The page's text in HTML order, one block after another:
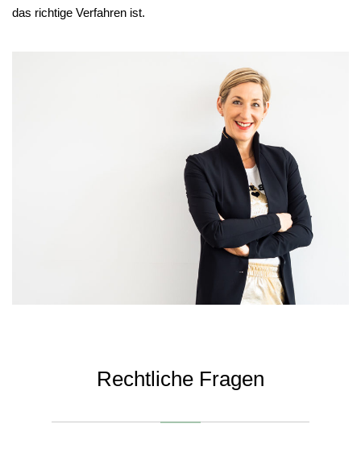
das richtige Verfahren ist.
Rechtliche Fragen